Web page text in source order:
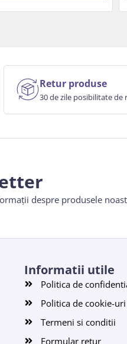
Retur produse
30 de zile posibilitate de
despre produsele
Informatii utile
Politica de
Politica de cookie-uri
Termeni si conditii
Formular retur